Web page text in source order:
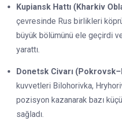
Kupiansk Hattı (Kharkiv
çevresinde Rus birlikleri
büyük bölümünü ele geçirdi
yarattı.
Donetsk Civarı
kuvvetleri Bilohorivka,
pozisyon kazanarak bazı
sağladı.